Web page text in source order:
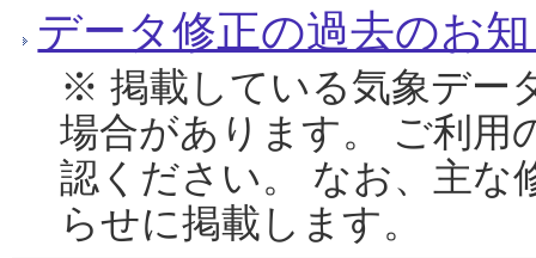
データ修正の過去のお
※ 掲載している気象デー
場合があります。 ご利用
認ください。 なお、主な
らせに掲載します。